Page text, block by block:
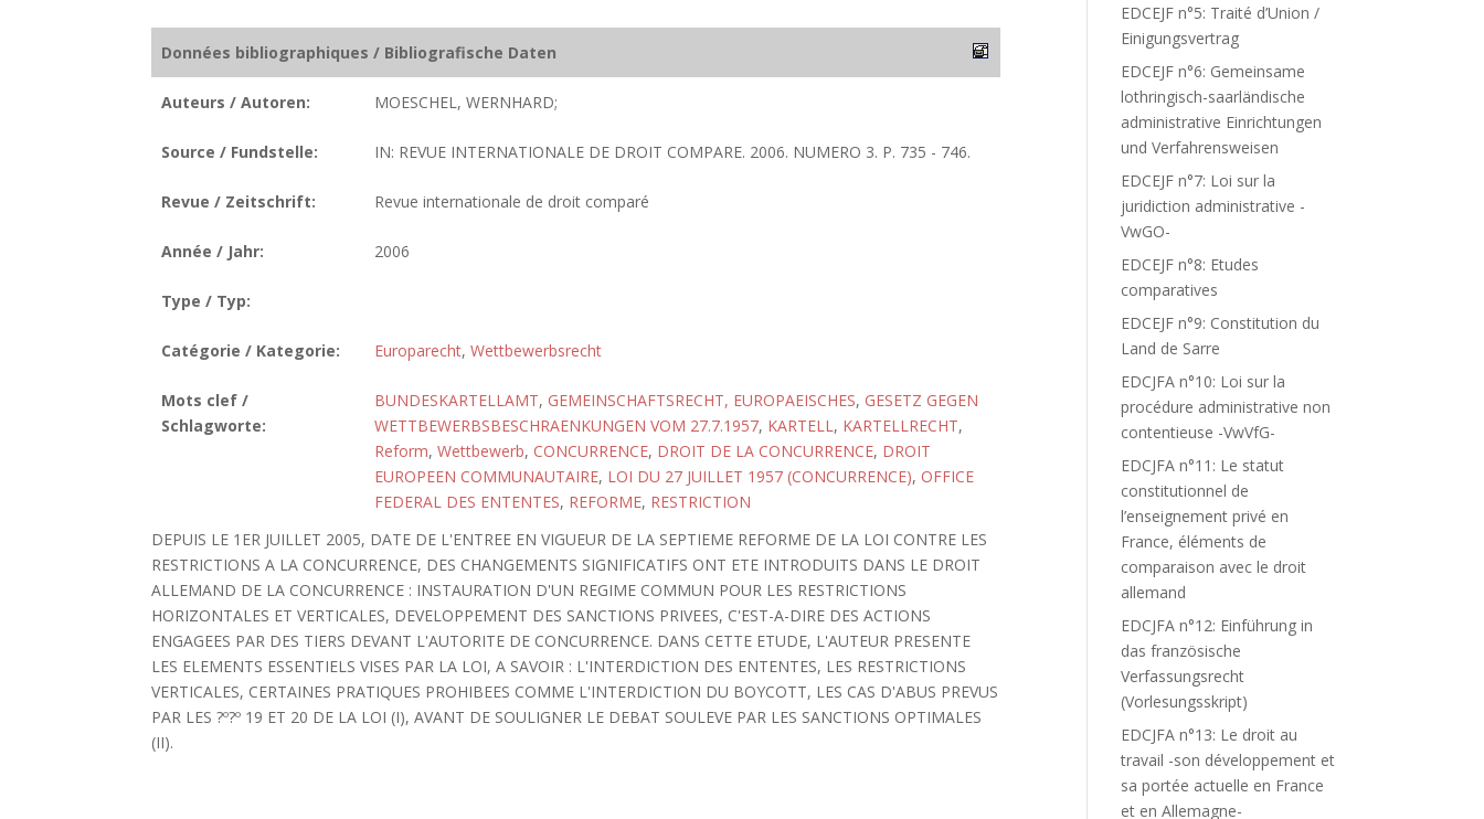
Données bibliographiques / Bibliografische Daten
Auteurs / Autoren: MOESCHEL, WERNHARD;
Source / Fundstelle: IN: REVUE INTERNATIONALE DE DROIT COMPARE. 2006. NUMERO 3. P. 735 - 746.
Revue / Zeitschrift: Revue internationale de droit comparé
Année / Jahr: 2006
Type / Typ:
Catégorie / Kategorie: Europarecht, Wettbewerbsrecht
Mots clef /
Schlagworte:
BUNDESKARTELLAMT, GEMEINSCHAFTSRECHT, EUROPAEISCHES, GESETZ GEGEN
WETTBEWERBSBESCHRAENKUNGEN VOM 27.7.1957, KARTELL, KARTELLRECHT,
Reform, Wettbewerb, CONCURRENCE, DROIT DE LA CONCURRENCE, DROIT
EUROPEEN COMMUNAUTAIRE, LOI DU 27 JUILLET 1957 (CONCURRENCE), OFFICE
FEDERAL DES ENTENTES, REFORME, RESTRICTION
DEPUIS LE 1ER JUILLET 2005, DATE DE L'ENTREE EN VIGUEUR DE LA SEPTIEME REFORME DE LA LOI CONTRE LES
RESTRICTIONS A LA CONCURRENCE, DES CHANGEMENTS SIGNIFICATIFS ONT ETE INTRODUITS DANS LE DROIT
ALLEMAND DE LA CONCURRENCE : INSTAURATION D'UN REGIME COMMUN POUR LES RESTRICTIONS
HORIZONTALES ET VERTICALES, DEVELOPPEMENT DES SANCTIONS PRIVEES, C'EST-A-DIRE DES ACTIONS
ENGAGEES PAR DES TIERS DEVANT L'AUTORITE DE CONCURRENCE. DANS CETTE ETUDE, L'AUTEUR PRESENTE
LES ELEMENTS ESSENTIELS VISES PAR LA LOI, A SAVOIR : L'INTERDICTION DES ENTENTES, LES RESTRICTIONS
VERTICALES, CERTAINES PRATIQUES PROHIBEES COMME L'INTERDICTION DU BOYCOTT, LES CAS D'ABUS PREVUS
PAR LES ?º?º 19 ET 20 DE LA LOI (I), AVANT DE SOULIGNER LE DEBAT SOULEVE PAR LES SANCTIONS OPTIMALES
(II).
EDCEJF n°5: Traité d’Union /
Einigungsvertrag
EDCEJF n°6: Gemeinsame
lothringisch-saarländische
administrative Einrichtungen
und Verfahrensweisen
EDCEJF n°7: Loi sur la
juridiction administrative -
VwGO-
EDCEJF n°8: Etudes
comparatives
EDCEJF n°9: Constitution du
Land de Sarre
EDCJFA n°10: Loi sur la
procédure administrative non
contentieuse -VwVfG-
EDCJFA n°11: Le statut
constitutionnel de
l’enseignement privé en
France, éléments de
comparaison avec le droit
allemand
EDCJFA n°12: Einführung in
das französische
Verfassungsrecht
(Vorlesungsskript)
EDCJFA n°13: Le droit au
travail -son développement et
sa portée actuelle en France
et en Allemagne-